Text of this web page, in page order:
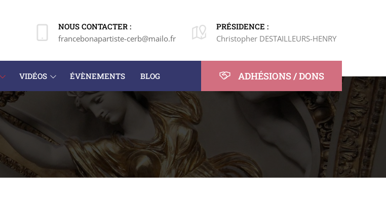
NOUS CONTACTER :
francebonapartiste-cerb@mailo.fr
PRÉSIDENCE :
Christopher DESTAILLEURS-HENRY
VIDÉOS ÉVÈNEMENTS BLOG ADHÉSIONS / DONS